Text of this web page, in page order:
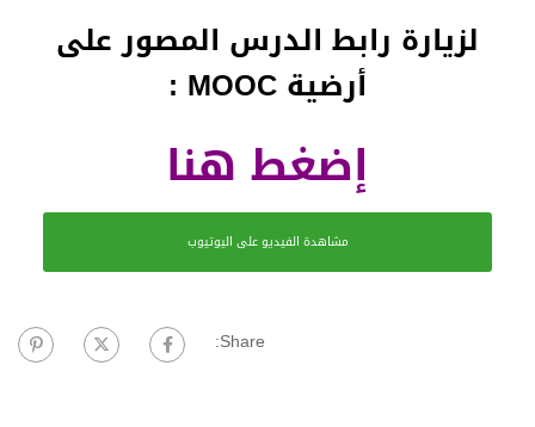
لزيارة رابط الدرس المصور على
أرضية MOOC :
إضغط هنا
مشاهدة الفيديو على اليوتيوب
Share: